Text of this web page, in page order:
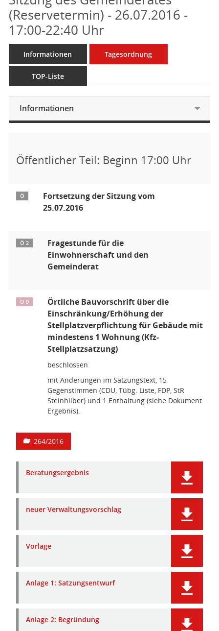
(Reservetermin) - 26.07.2016 -
17:00-22:40 Uhr
Informationen Tagesordnung
TOP-Liste
Informationen
Öffentlicher Teil: Beginn 17:00 Uhr
Ö
Fortsetzung der Sitzung vom
25.07.2016
Ö 2
Fragestunde für die
Einwohnerschaft und den
Gemeinderat
Ö 9
Örtliche Bauvorschrift über die
Einschränkung/Erhöhung der
Stellplatzverpflichtung für Gebäude mit
mindestens 1 Wohnung (Kfz-
Stellplatzsatzung)
beschlossen
mit Änderungen im Satzungstext, 15
Gegenstimmen (CDU, Tübg. Liste, FDP, StR
Steinhilber) und 1 Enthaltung (siehe Dokument
Ergebnis).
264/2016
Beratungsergebnis
neuer Verwaltungsvorschlag
Vorlage
Anlage 1: Satzungsentwurf
Anlage 2: Begründung